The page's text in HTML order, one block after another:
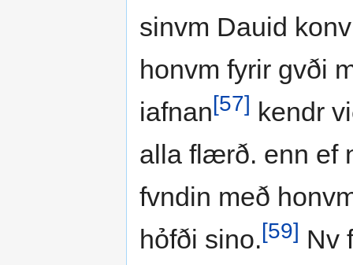
sinvm Dauid
honvm fyrir gvði
iafnan[57] kendr
alla flærð. enn ef
fvndin með
hỏfði sino.[59] Nv